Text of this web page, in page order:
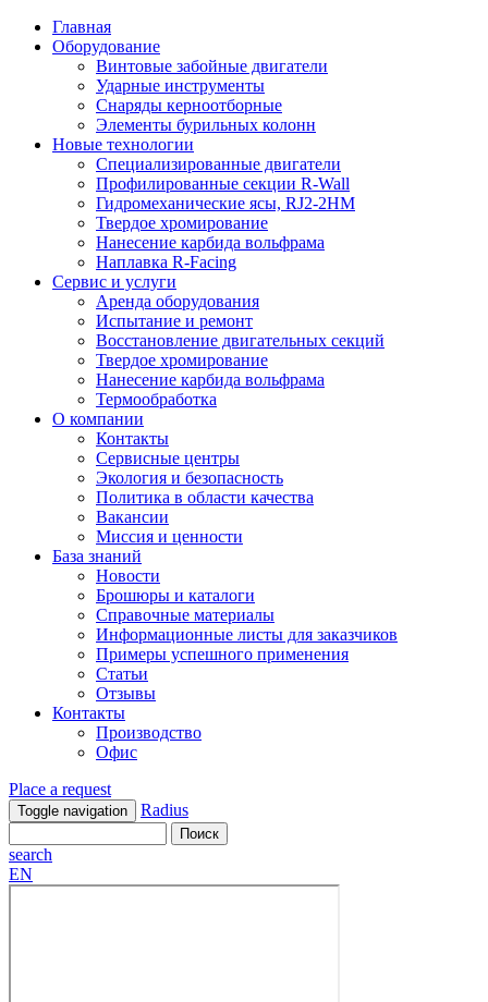
Главная
Оборудование
Винтовые забойные двигатели
Ударные инструменты
Снаряды керноотборные
Элементы бурильных колонн
Новые технологии
Специализированные двигатели
Профилированные секции R-Wall
Гидромеханические ясы, RJ2-2HM
Твердое хромирование
Нанесение карбида вольфрама
Наплавка R-Facing
Сервис и услуги
Аренда оборудования
Испытание и ремонт
Восстановление двигательных секций
Твердое хромирование
Нанесение карбида вольфрама
Термообработка
О компании
Контакты
Сервисные центры
Экология и безопасность
Политика в области качества
Вакансии
Миссия и ценности
База знаний
Новости
Брошюры и каталоги
Справочные материалы
Информационные листы для заказчиков
Примеры успешного применения
Статьи
Отзывы
Контакты
Производство
Офис
Place a request
Toggle navigation Radius
search
EN